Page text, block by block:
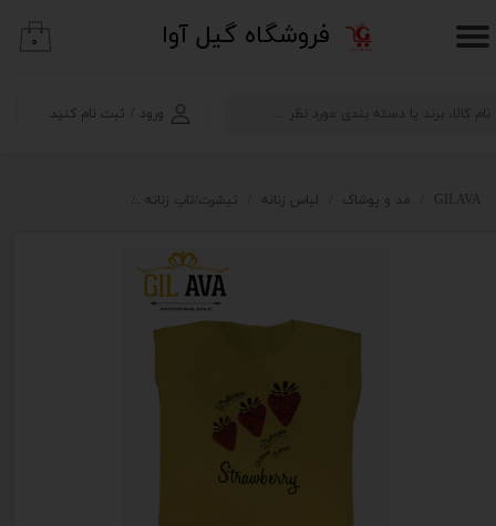
​فروشگاه گیل آوا
ورود ثبت نام کنید
حساب کاربری من
خروج از حساب کاربری
۰
GILAVA مد و پوشاک لباس زنانه تیشرت/تاپ زنانه